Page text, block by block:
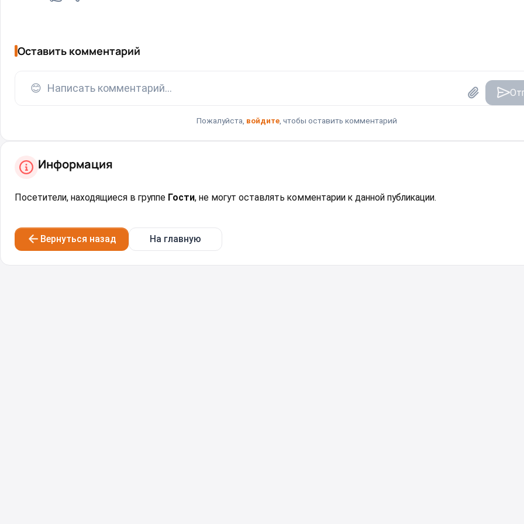
Оставить комментарий
😊 Написать комментарий...
Пожалуйста, войдите, чтобы оставить комментарий
Информация
Посетители, находящиеся в группе Гости, не могут оставлять комментарии к данной публикации.
Вернуться назад На главную